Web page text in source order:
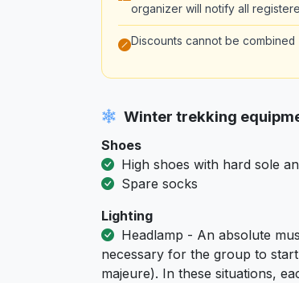
organizer will notify all
Discounts cannot be combined
Winter trekking
Shoes
High shoes with hard sole
Spare socks
Lighting
Headlamp - An absolute
necessary for the group to
majeure). In these situations,